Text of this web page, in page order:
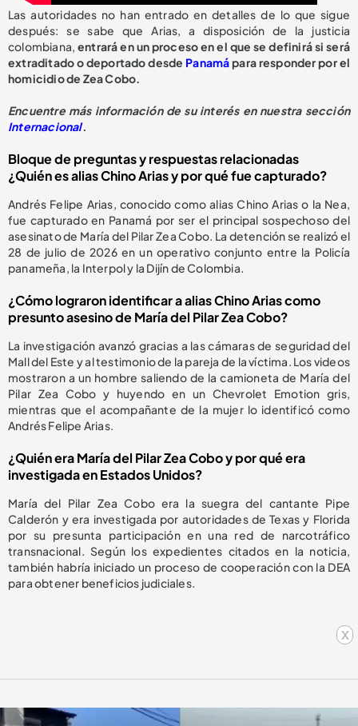
x
Las autoridades no han entrado en detalles de lo que sigue
después: se sabe que Arias, a disposición de la justicia
colombiana,entrará en un proceso en el que se definirá si será
extraditado o deportado desde Panamápara responder por el
homicidio de Zea Cobo.
Encuentre más información de su interés en nuestra sección
Internacional.
Bloque de preguntas y respuestas relacionadas
¿Quién es alias Chino Arias y por qué fue capturado?
Andrés Felipe Arias, conocido como alias Chino Arias o la Nea,
fue capturado en Panamá por ser el principal sospechoso del
asesinato de María del Pilar Zea Cobo. La detención se realizó el
28 de julio de 2026 en un operativo conjunto entre la Policía
panameña, la Interpol y la Dijín de Colombia.
¿Cómo lograron identificar a alias Chino Arias como
presunto asesino de María del Pilar Zea Cobo?
La investigación avanzó gracias a las cámaras de seguridad del
Mall del Este y al testimonio de la pareja de la víctima. Los videos
mostraron a un hombre saliendo de la camioneta de María del
Pilar Zea Cobo y huyendo en un Chevrolet Emotion gris,
mientras que el acompañante de la mujer lo identificó como
Andrés Felipe Arias.
¿Quién era María del Pilar Zea Cobo y por qué era
investigada en Estados Unidos?
María del Pilar Zea Cobo era la suegra del cantante Pipe
Calderón y era investigada por autoridades de Texas y Florida
por su presunta participación en una red de narcotráfico
transnacional. Según los expedientes citados en la noticia,
también habría iniciado un proceso de cooperación con la DEA
para obtener beneficios judiciales.